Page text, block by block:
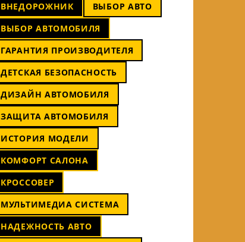
ВНЕДОРОЖНИК
ВЫБОР АВТО
ВЫБОР АВТОМОБИЛЯ
ГАРАНТИЯ ПРОИЗВОДИТЕЛЯ
ДЕТСКАЯ БЕЗОПАСНОСТЬ
ДИЗАЙН АВТОМОБИЛЯ
ЗАЩИТА АВТОМОБИЛЯ
ИСТОРИЯ МОДЕЛИ
КОМФОРТ САЛОНА
КРОССОВЕР
МУЛЬТИМЕДИА СИСТЕМА
НАДЕЖНОСТЬ АВТО